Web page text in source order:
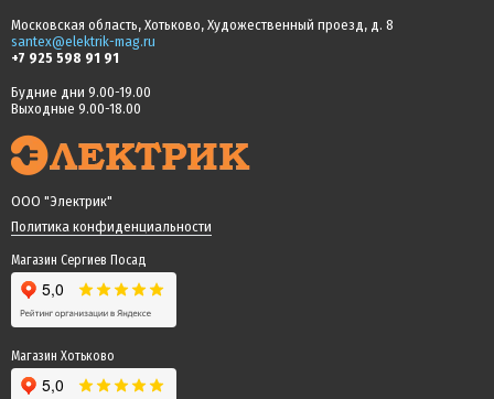
Московская область, Хотьково, Художественный проезд, д. 8
santex@elektrik-mag.ru
+7 925 598 91 91
Будние дни 9.00-19.00
Выходные 9.00-18.00
ООО "Электрик"
Политика конфиденциальности
Магазин Сергиев Посад
Магазин Хотьково